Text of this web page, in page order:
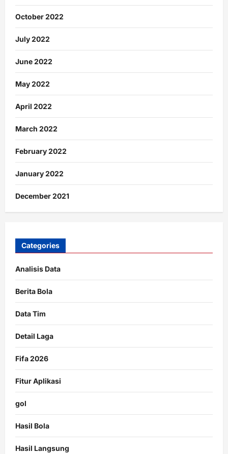
October 2022
July 2022
June 2022
May 2022
April 2022
March 2022
February 2022
January 2022
December 2021
Categories
Analisis Data
Berita Bola
Data Tim
Detail Laga
Fifa 2026
Fitur Aplikasi
gol
Hasil Bola
Hasil Langsung